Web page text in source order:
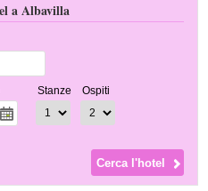
a Albavilla
Stanze Ospiti